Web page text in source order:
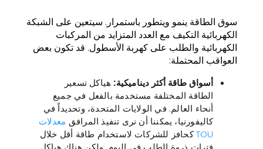
سوق الطاقة ينمو ويتطور باستمرار. سيتعين على الشبكة
الكهربائية التكيف مع العدد المتزايد من المركبات
الكهربائية والطلب على كهربة الأسطول. قد تكون بعض
العواقب المحتملة:
أسواق طاقة أكثر ديناميكية: هياكل تسعير
الطاقة المختلفة مستخدمة بالفعل في جميع
أنحاء العالم. في الولايات المتحدة، وتحديداً في
كاليفورنيا، يمكننا أن نرى تنفيذ المرافق معدلات
TOUكحافز للشركات لاستخدام طاقة أقل خلال